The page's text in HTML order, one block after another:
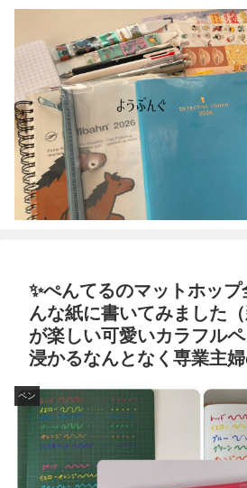
✨ぺんてるのマットホッ
んな紙に書いてみました
が楽しい可愛いカラフル
浸かるなんとなく専業主婦
ペン